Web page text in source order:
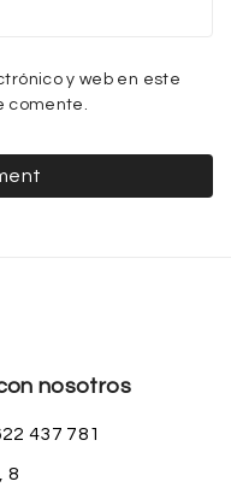
y web en este
comente.
nosotros
437 781
8